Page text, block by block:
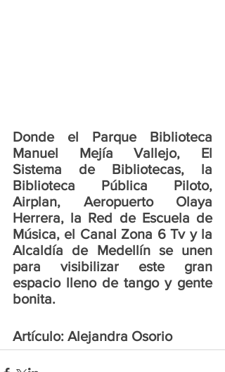
Donde el Parque Biblioteca
Manuel Mejía Vallejo, El
Sistema de Bibliotecas, la
Biblioteca Pública Piloto,
Airplan, Aeropuerto Olaya
Herrera, la Red de Escuela de
Música, el Canal Zona 6 Tv y la
Alcaldía de Medellín se unen
para visibilizar este gran
espacio lleno de tango y gente
bonita.
Artículo: Alejandra Osorio